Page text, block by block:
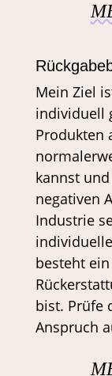
Mein Ziel
individuell
Produkten
kannst
negativen
Industrie
besteht
bist. Prüfe
Anspruch